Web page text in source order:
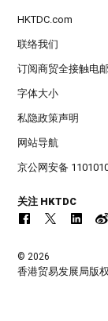
HKTDC.com
联络我们
订阅商贸全接触电
字体大小
私隐政策声明
网站导航
京公网安备
关注 HKTDC
© 2026
香港贸易发展局版